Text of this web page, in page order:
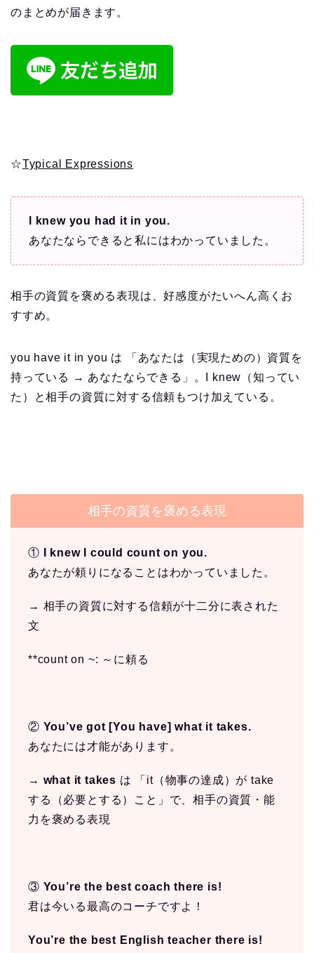
のまとめが届きます。
☆Typical Expressions
l knew you had it in you.
あなたならできると私にはわかっていました。
相手の資質を褒める表現は、好感度がたいへん高くお
すすめ。
you have it in you は 「あなたは（実現ための）資質を
持っている → あなたならできる」。I knew（知ってい
た）と相手の資質に対する信頼もつけ加えている。
相手の資質を褒める表現
①
I knew I could count on you.
あなたが頼りになることはわかっていました。
→ 相手の資質に対する信頼が十二分に表された
文
**count on ~: ～に頼る
② You’ve got [You have] what it takes.
あなたには才能があります。
→ what it takes は 「it（物事の達成）が take
する（必要とする）こと」で、相手の資質・能
力を褒める表現
③ You’re the best coach there is!
君は今いる最高のコーチですよ！
You’re the best English teacher there is!